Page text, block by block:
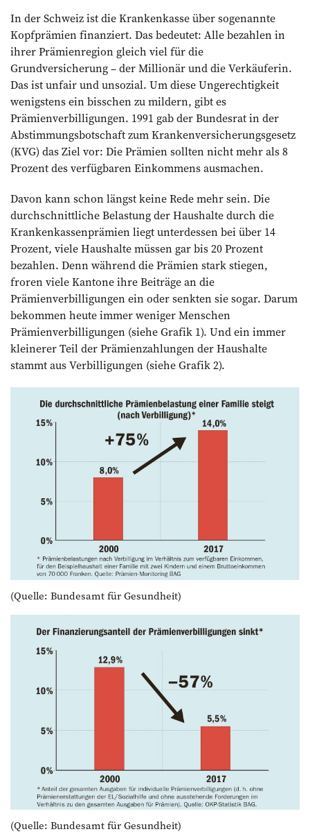
In der Schweiz ist die Krankenkasse über sogenannte
Kopfprämien finanziert. Das bedeutet: Alle bezahlen in
ihrer Prämienregion gleich viel für die
Grundversicherung – der Millionär und die Verkäuferin.
Das ist unfair und unsozial. Um diese Ungerechtigkeit
wenigstens ein bisschen zu mildern, gibt es
Prämienverbilligungen. 1991 gab der Bundesrat in der
Abstimmungsbotschaft zum Krankenversicherungsgesetz
(KVG) das Ziel vor: Die Prämien sollten nicht mehr als 8
Prozent des verfügbaren Einkommens ausmachen.
Davon kann schon längst keine Rede mehr sein. Die
durchschnittliche Belastung der Haushalte durch die
Krankenkassenprämien liegt unterdessen bei über 14
Prozent, viele Haushalte müssen gar bis 20 Prozent
bezahlen. Denn während die Prämien stark stiegen,
froren viele Kantone ihre Beiträge an die
Prämienverbilligungen ein oder senkten sie sogar. Darum
bekommen heute immer weniger Menschen
Prämienverbilligungen (siehe Grafik 1). Und ein immer
kleinerer Teil der Prämienzahlungen der Haushalte
stammt aus Verbilligungen (siehe Grafik 2).
(Quelle: Bundesamt für Gesundheit)
(Quelle: Bundesamt für Gesundheit)